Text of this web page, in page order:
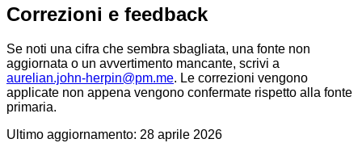
Correzioni e feedback
Se noti una cifra che sembra sbagliata, una fonte non
aggiornata o un avvertimento mancante, scrivi a
aurelian.john-herpin@pm.me. Le correzioni vengono
applicate non appena vengono confermate rispetto alla fonte
primaria.
Ultimo aggiornamento: 28 aprile 2026